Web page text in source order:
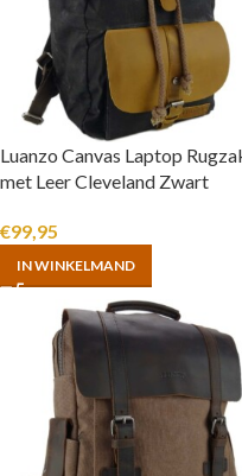
Luanzo Canvas Laptop
met Leer Cleveland Zwart
€99,95
IN WINKELMAND